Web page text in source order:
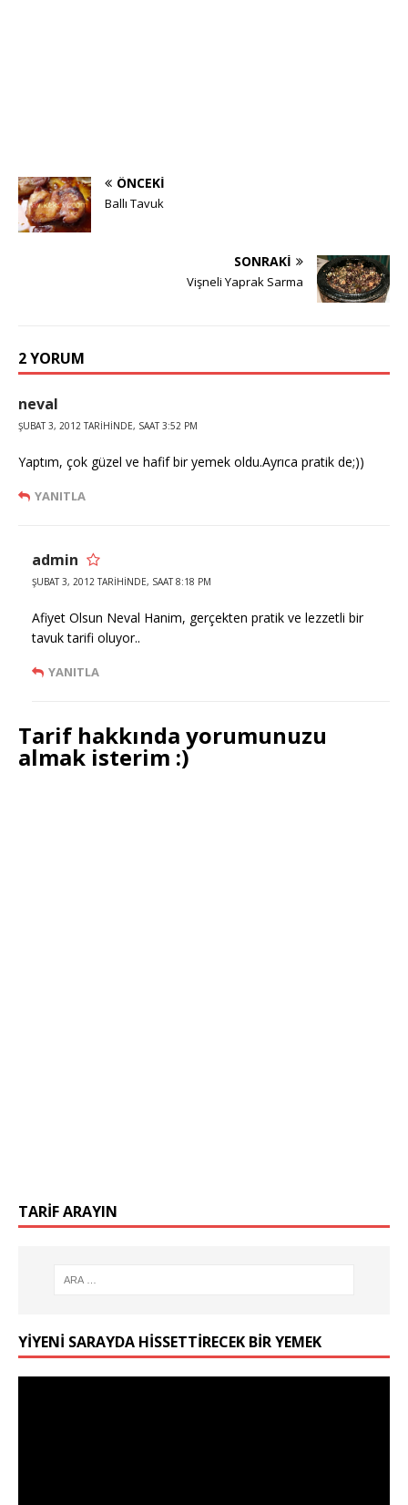
ÖNCEKI
Ballı Tavuk
SONRAKI
Vişneli Yaprak Sarma
2 YORUM
neval
ŞUBAT 3, 2012 TARIHINDE, SAAT 3:52 PM
Yaptım, çok güzel ve hafif bir yemek oldu.Ayrıca pratik de;))
YANITLA
admin
ŞUBAT 3, 2012 TARIHINDE, SAAT 8:18 PM
Afiyet Olsun Neval Hanim, gerçekten pratik ve lezzetli bir
tavuk tarifi oluyor..
YANITLA
Tarif hakkında yorumunuzu
almak isterim :)
TARIF ARAYIN
YIYENI SARAYDA HISSETTIRECEK BIR YEMEK